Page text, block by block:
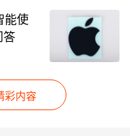
能使
答
彩内容